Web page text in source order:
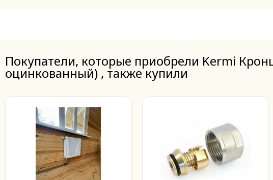
Покупатели, которые приобрели Kermi
оцинкованный) , также купили